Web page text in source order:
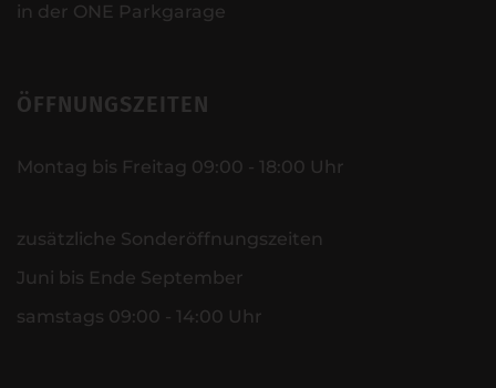
in der ONE Parkgarage
ÖFFNUNGSZEITEN
Montag bis Freitag 09:00 - 18:00 Uhr
zusätzliche Sonderöffnungszeiten
Juni bis Ende September
samstags 09:00 - 14:00 Uhr